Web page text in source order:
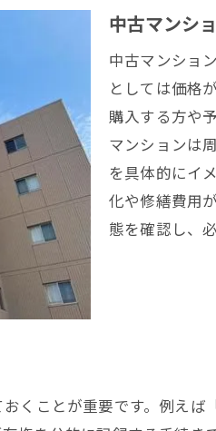
ファミリー層に人気のエリア
シングルにおすすめのエリア
子育て環境と教育施設
交通アクセスの利便性
地域の魅力
産のプロが語る西宮市で中
中古マンションのコストパ
リノベーションの自由度
即入居可能な物件の利便性
資産価値の高いエリア
中古マンシ
中古マンショ
としては価格
購入する方や
マンションは
を具体的にイ
化や修繕費用
態を確認し、
くことが重要です。例え